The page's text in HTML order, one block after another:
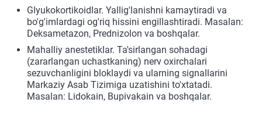
Glyukokortikoidlar. Yallig'lanishni kamaytiradi va
bo'g'imlardagi og'riq hissini engillashtiradi. Masalan:
Deksametazon, Prednizolon va boshqalar.
Mahalliy anestetiklar. Ta'sirlangan sohadagi
(zararlangan uchastkaning) nerv oxirchalari
sezuvchanligini bloklaydi va ularning signallarini
Markaziy Asab Tizimiga uzatishini to'xtatadi.
Masalan: Lidokain, Bupivakain va boshqalar.